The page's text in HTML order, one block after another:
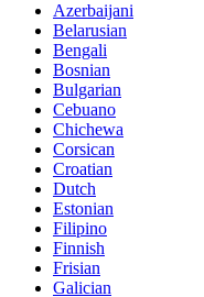
Azerbaijani
Belarusian
Bengali
Bosnian
Bulgarian
Cebuano
Chichewa
Corsican
Croatian
Dutch
Estonian
Filipino
Finnish
Frisian
Galician